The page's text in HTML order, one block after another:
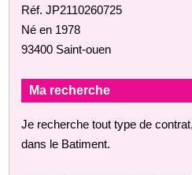
Réf. JP2110260725
Né en 1978
93400 Saint-ouen
Ma recherche
Je recherche tout type de
dans le Batiment.